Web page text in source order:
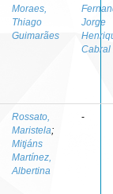
Moraes,
Thiago
Guimarães
Jorge
Cabral
Rossato,
Maristela;
Mitjáns
Martínez,
Albertina
-